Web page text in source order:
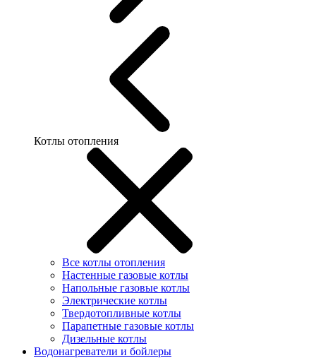
Котлы отопления
Все котлы отопления
Настенные газовые котлы
Напольные газовые котлы
Электрические котлы
Твердотопливные котлы
Парапетные газовые котлы
Дизельные котлы
Водонагреватели и бойлеры